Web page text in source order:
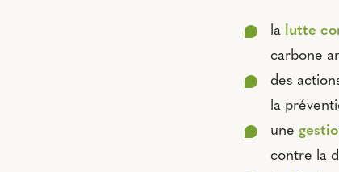
la lutte
carbone
des
la
une
contre la